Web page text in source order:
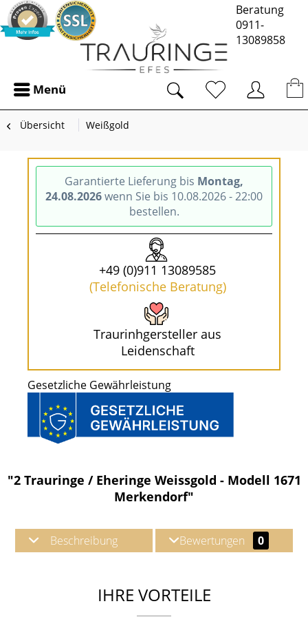
Beratung
0911-
13089858
Menü
Übersicht Weißgold
Garantierte Lieferung bis Montag,
24.08.2026wenn Sie bis 10.08.2026 - 22:00
bestellen.
+49 (0)911 13089585
(Telefonische Beratung)
Traurinhgersteller aus
Leidenschaft
Gesetzliche Gewährleistung
"2 Trauringe / Eheringe Weissgold - Modell 1671
Merkendorf"
Beschreibung Bewertungen 0
IHRE VORTEILE